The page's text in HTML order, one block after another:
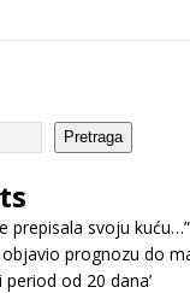
Pretraga
prepisala svoju kuću…”
prognozu do
od 20 dana’